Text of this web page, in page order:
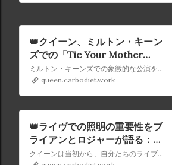
👑クイーン、ミルトン・キーン
ズでの「Tie Your Mother
Down」：Queen The
Greatest Live (エピソード10)
ミルトン・キーンズでの象徴的な公演をご覧いただくことで、クイーンのライヴの照明がサウンドと同じくらい壮大なものであったことを確認することができます。フレディ、ロジャー、ブライアン、ジョンの4人が、最高のライブ・ロックのひとつを披露しています。
queen.carbodiet.work
👑ライヴでの照明の重要性をブ
ライアンとロジャーが語る：
Queen The Greatest Live (エクイーンは当初から、自分たちのライブは映像の視覚効果が重要であると決めており、それを実現するために当時のテクノロジーを限界まで駆使しました。今回エピソードでは、ブライアン・メイとロジャー・テイラーが、照明についてのお気に入りの瞬間を語ります。